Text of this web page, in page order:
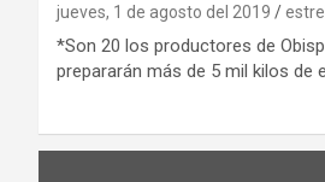
jueves, 1 de agosto del 2019
*Son 20 los productores de
prepararán más de 5 mil kilos de